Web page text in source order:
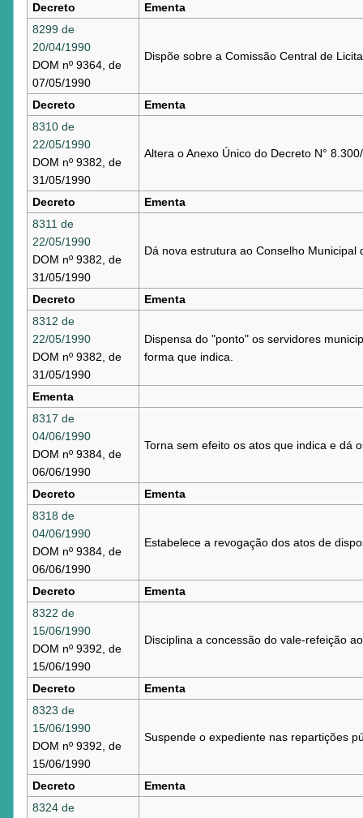
Decreto
Ementa
8299 de
20/04/1990
DOM nº 9364, de
07/05/1990
Dispõe sobre a Comissão Central de
Decreto
Ementa
8310 de
22/05/1990
DOM nº 9382, de
31/05/1990
Altera o Anexo Único do Decreto N°
Decreto
Ementa
8311 de
22/05/1990
DOM nº 9382, de
31/05/1990
Dá nova estrutura ao Conselho
Decreto
Ementa
8312 de
22/05/1990
DOM nº 9382, de
31/05/1990
Dispensa do "ponto" os servidores
forma que indica.
Ementa
8317 de
04/06/1990
DOM nº 9384, de
06/06/1990
Torna sem efeito os atos que indica e dá
Decreto
Ementa
8318 de
04/06/1990
DOM nº 9384, de
06/06/1990
Estabelece a revogação dos atos de
Decreto
Ementa
8322 de
15/06/1990
DOM nº 9392, de
15/06/1990
Disciplina a concessão do vale-refeição
Decreto
Ementa
8323 de
15/06/1990
DOM nº 9392, de
15/06/1990
Suspende o expediente nas repartições
Decreto
Ementa
8324 de